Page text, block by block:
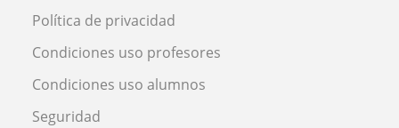
Política de privacidad
Condiciones uso profesores
Condiciones uso alumnos
Seguridad